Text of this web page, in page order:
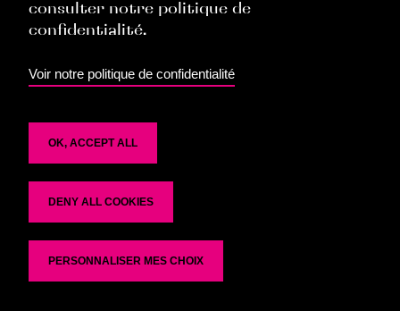
Politique de confidentialité
Se désinscrire de la liste de diffusion : rgpd@6si.fr
consulter notre politique de
confidentialité.
OK, ACCEPT ALL
DENY ALL COOKIES
PERSONNALISER MES CHOIX
Voir notre politique de confidentialité